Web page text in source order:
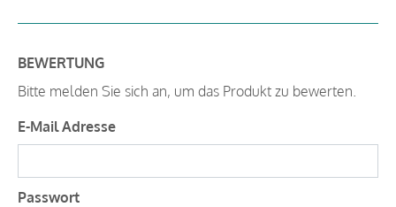
BEWERTUNG
Bitte melden Sie sich an, um das Produkt zu bewerten.
E-Mail Adresse
Passwort